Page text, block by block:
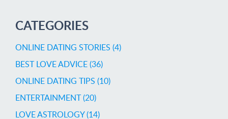
CATEGORIES
ONLINE DATING STORIES (4)
BEST LOVE ADVICE (36)
ONLINE DATING TIPS (10)
ENTERTAINMENT (20)
LOVE ASTROLOGY (14)